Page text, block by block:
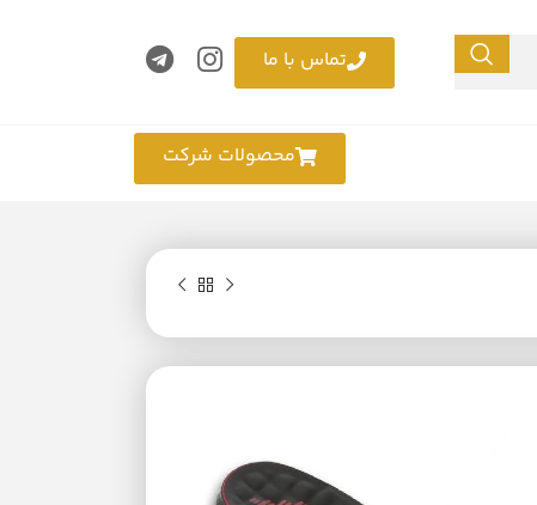
تماس با ما
محصولات شرکت